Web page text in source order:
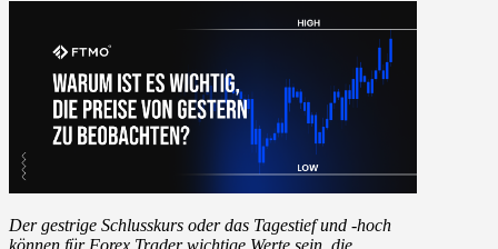
Der gestrige Schlusskurs oder das Tagestief und -hoch
können für Forex Trader wichtige Werte sein, die